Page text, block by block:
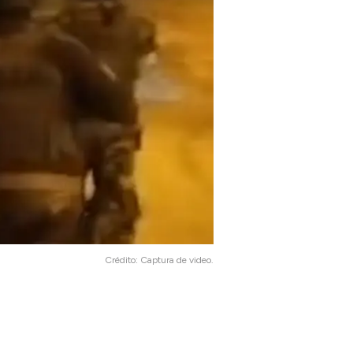
Crédito: Captura de video.